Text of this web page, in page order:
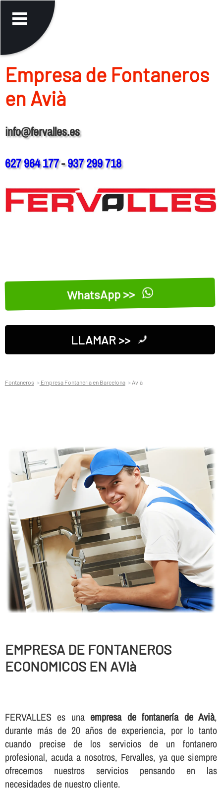
Empresa de Fontaneros
en Avià
info@fervalles.es
627 964 177-937 299 718
WhatsApp >>
LLAMAR >>
Fontaneros Empresa Fontaneria en Barcelona Avià
EMPRESA DE FONTANEROS
ECONOMICOS EN AVIà
FERVALLES es unaempresa de fontanerí­a de Avià,
durante más de 20 años de experiencia, por lo tanto
cuando precise de los servicios de un fontanero
profesional, acuda a nosotros, Fervalles, ya que siempre
ofrecemos nuestros servicios pensando en las
necesidades de nuestro cliente.